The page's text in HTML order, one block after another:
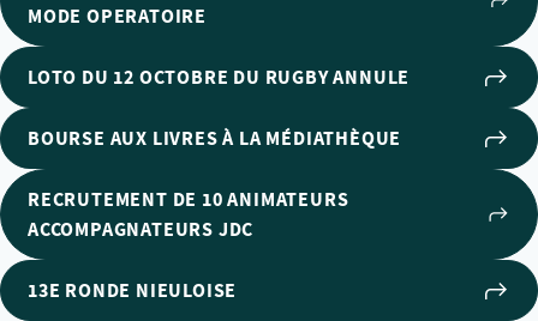
MODE OPERATOIRE
LOTO DU 12 OCTOBRE DU RUGBY ANNULE
BOURSE AUX LIVRES À LA MÉDIATHÈQUE
RECRUTEMENT DE 10 ANIMATEURS
ACCOMPAGNATEURS JDC
13E RONDE NIEULOISE